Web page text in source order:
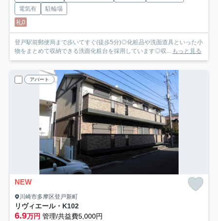
電気有
駐輪場
礼0
登戸駅前郵便局まで歩いてすぐ(徒歩5分)◎化粧品や洗面道具といった小
物をまとめて収納できる洗面化粧台を採用しています◎収...
もっと見る
アパート
NEW
川崎市多摩区登戸新町
リヴィエール・K102
6.9万円 管理/共益費5,000円